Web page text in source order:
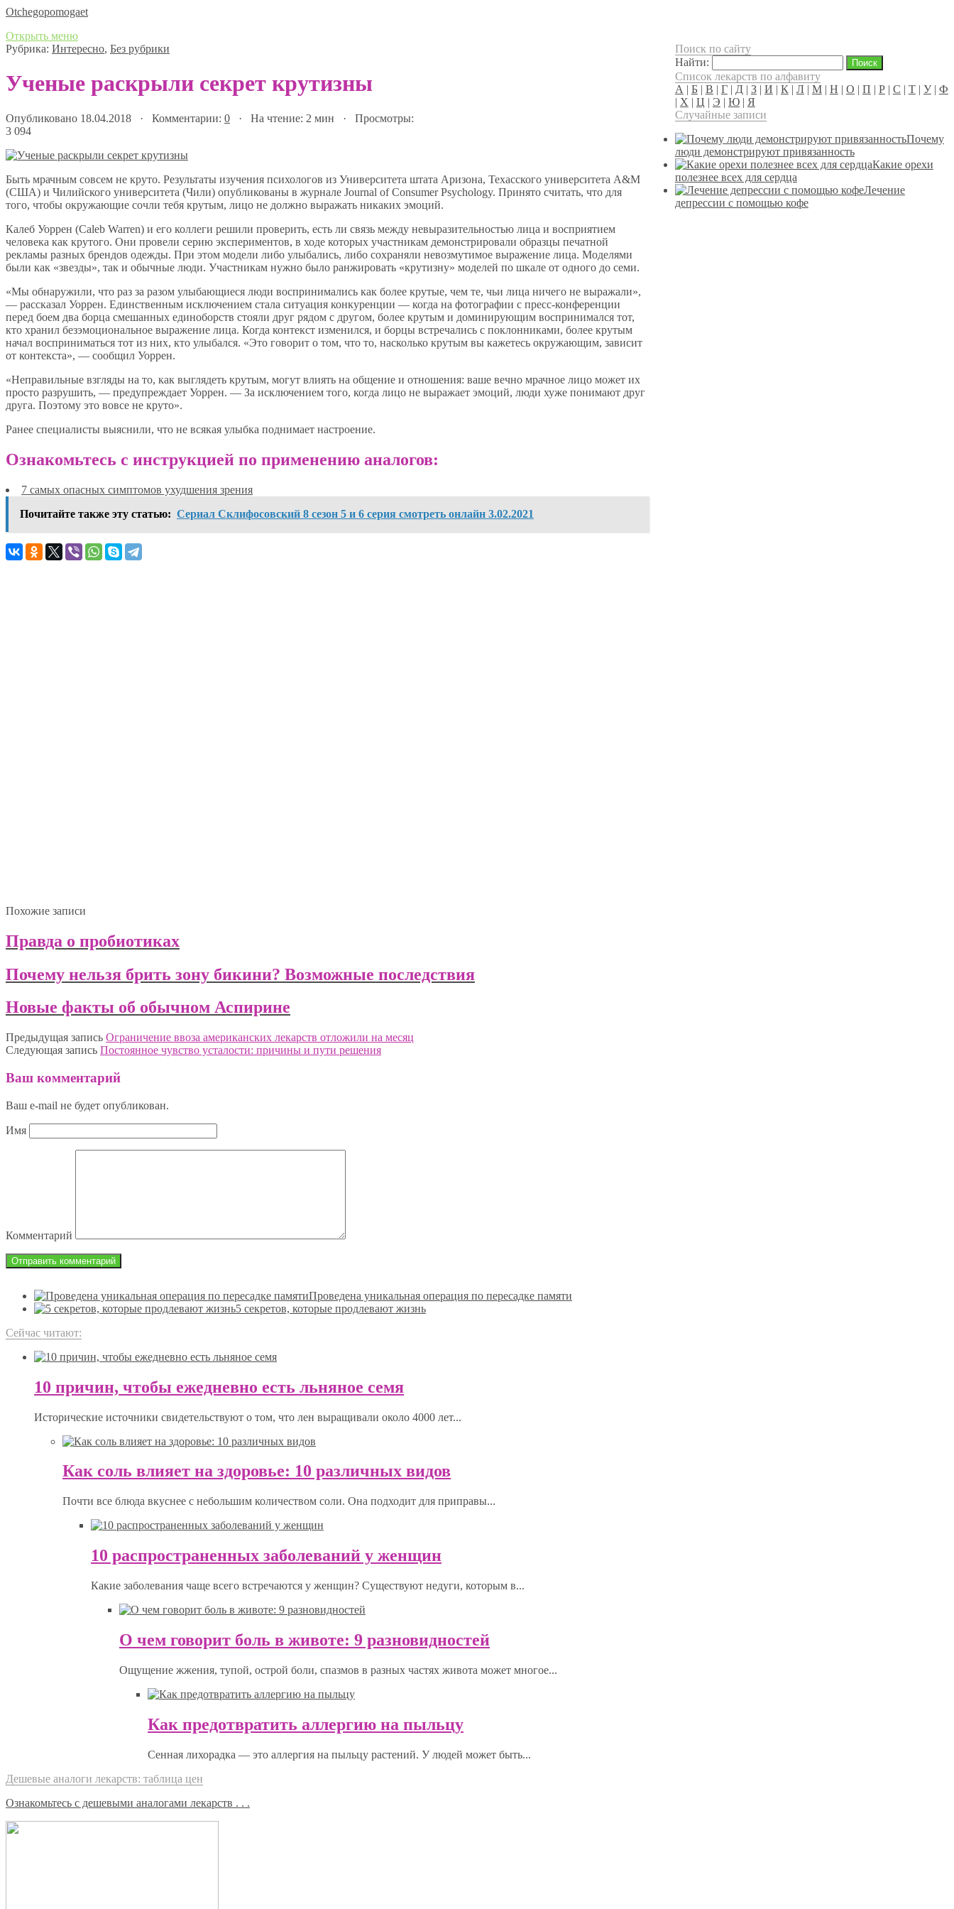
Оtchegopomogaet
Открыть меню
Рубрика: Интересно, Без рубрики
Ученые раскрыли секрет крутизны
Опубликовано 18.04.2018 · Комментарии: 0 · На чтение: 2 мин · Просмотры:
3 094
Быть мрачным совсем не круто. Результаты изучения психологов из Университета штата Аризона, Техасского университета A&M
(США) и Чилийского университета (Чили) опубликованы в журнале Journal of Consumer Psychology. Принято считать, что для
того, чтобы окружающие сочли тебя крутым, лицо не должно выражать никаких эмоций.
Калеб Уоррен (Caleb Warren) и его коллеги решили проверить, есть ли связь между невыразительностью лица и восприятием
человека как крутого. Они провели серию экспериментов, в ходе которых участникам демонстрировали образцы печатной
рекламы разных брендов одежды. При этом модели либо улыбались, либо сохраняли невозмутимое выражение лица. Моделями
были как «звезды», так и обычные люди. Участникам нужно было ранжировать «крутизну» моделей по шкале от одного до семи.
«Мы обнаружили, что раз за разом улыбающиеся люди воспринимались как более крутые, чем те, чьи лица ничего не выражали»,
— рассказал Уоррен. Единственным исключением стала ситуация конкуренции — когда на фотографии с пресс-конференции
перед боем два борца смешанных единоборств стояли друг рядом с другом, более крутым и доминирующим воспринимался тот,
кто хранил безэмоциональное выражение лица. Когда контекст изменился, и борцы встречались с поклонниками, более крутым
начал восприниматься тот из них, кто улыбался. «Это говорит о том, что то, насколько крутым вы кажетесь окружающим, зависит
от контекста», — сообщил Уоррен.
«Неправильные взгляды на то, как выглядеть крутым, могут влиять на общение и отношения: ваше вечно мрачное лицо может их
просто разрушить, — предупреждает Уоррен. — За исключением того, когда лицо не выражает эмоций, люди хуже понимают друг
друга. Поэтому это вовсе не круто».
Ранее специалисты выяснили, что не всякая улыбка поднимает настроение.
Ознакомьтесь с инструкцией по применению аналогов:
7 самых опасных симптомов ухудшения зрения
Почитайте также эту статью: Сериал Склифосовский 8 сезон 5 и 6 серия смотреть онлайн 3.02.2021
Похожие записи
Правда о пробиотиках
Почему нельзя брить зону бикини? Возможные последствия
Новые факты об обычном Аспирине
Предыдущая запись Ограничение ввоза американских лекарств отложили на месяц
Следующая запись Постоянное чувство усталости: причины и пути решения
Ваш комментарий
Ваш e-mail не будет опубликован.
Имя
Комментарий
Поиск по сайту
Найти:
Список лекарств по алфавиту
А | Б| В | Г| Д| З| И | К | Л| М| Н | О | П | Р| С | Т| У| Ф
| Х | Ц | Э | Ю| Я
Случайные записи
Почему
люди демонстрируют привязанность
Какие орехи
полезнее всех для сердца
Лечение
депрессии с помощью кофе
Проведена уникальная операция по пересадке памяти
5 секретов, которые продлевают жизнь
Сейчас читают:
10 причин, чтобы ежедневно есть льняное семя
Исторические источники свидетельствуют о том, что лен выращивали около 4000 лет...
Как соль влияет на здоровье: 10 различных видов
Почти все блюда вкуснее с небольшим количеством соли. Она подходит для приправы...
10 распространенных заболеваний у женщин
Какие заболевания чаще всего встречаются у женщин? Существуют недуги, которым в...
О чем говорит боль в животе: 9 разновидностей
Ощущение жжения, тупой, острой боли, спазмов в разных частях живота может многое...
Как предотвратить аллергию на пыльцу
Сенная лихорадка — это аллергия на пыльцу растений. У людей может быть...
Дешевые аналоги лекарств: таблица цен
Ознакомьтесь с дешевыми аналогами лекарств . . .